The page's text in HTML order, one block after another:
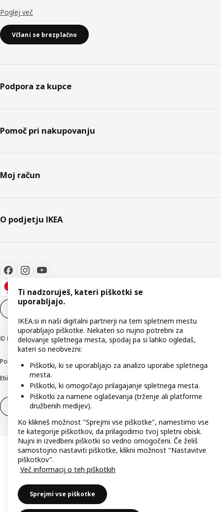
Poglej več
Včlani se brezplačno
Podpora za kupce
Pomoč pri nakupovanju
Moj račun
O podjetju IKEA
Nastavitve piškotkov
© Inter IKEA Systems B.V. 1999–2026
Politika zasebnosti Pravilnik o piškotkih Pogoji poslovanja
Podatki o podjetju
Etično odkrivanje varnostnih pomanjkljivosti
Odstop od pogodbe
Ti nadzoruješ, kateri piškotki se
uporabljajo.
IKEA.si in naši digitalni partnerji na tem spletnem mestu
uporabljajo piškotke. Nekateri so nujno potrebni za
delovanje spletnega mesta, spodaj pa si lahko ogledaš,
kateri so neobvezni:
Piškotki, ki se uporabljajo za analizo uporabe spletnega
mesta.
Piškotki, ki omogočajo prilagajanje spletnega mesta.
Piškotki za namene oglaševanja (trženje ali platforme
družbenih medijev).
Ko klikneš možnost "Sprejmi vse piškotke", namestimo vse
te kategorije piškotkov, da prilagodimo tvoj spletni obisk.
Nujni in izvedbeni piškotki so vedno omogočeni. Če želiš
samostojno nastaviti piškotke, klikni možnost "Nastavitve
piškotkov".
Več informacij o teh piškotkih
Sprejmi vse piškotke